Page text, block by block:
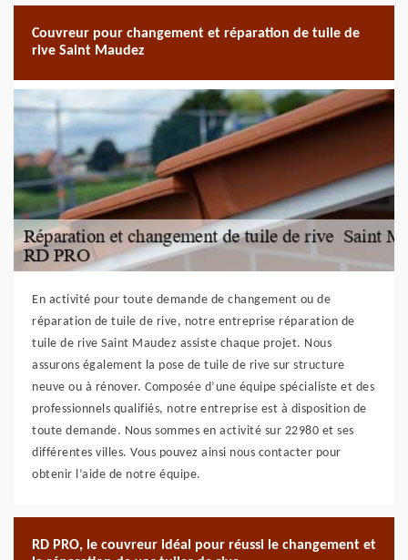
Couvreur pour changement et réparation de tuile de
rive Saint Maudez
En activité pour toute demande de changement ou de
réparation de tuile de rive, notre entreprise réparation de
tuile de rive Saint Maudez assiste chaque projet. Nous
assurons également la pose de tuile de rive sur structure
neuve ou à rénover. Composée d’une équipe spécialiste et des
professionnels qualifiés, notre entreprise est à disposition de
toute demande. Nous sommes en activité sur 22980 et ses
différentes villes. Vous pouvez ainsi nous contacter pour
obtenir l’aide de notre équipe.
RD PRO, le couvreur idéal pour réussi le changement et